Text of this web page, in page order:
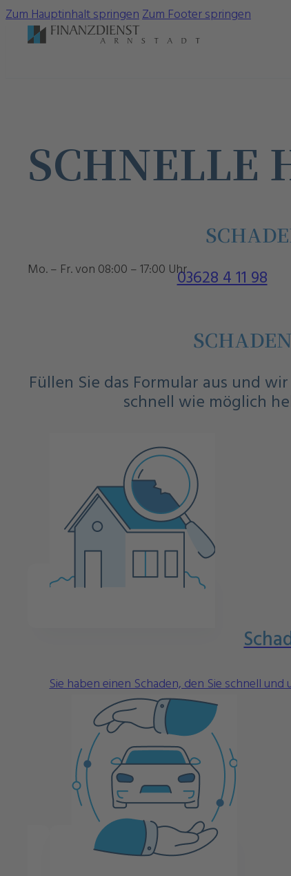
Zum Hauptinhalt springenZum Footer springen
SCHNELLE
03628 4 11 98
Mo. – Fr. von 08:00 – 17:00 Uhr
Füllen Sie das Formular aus und
schnell wie möglich
Sie haben einen Schaden, den Sie schnell